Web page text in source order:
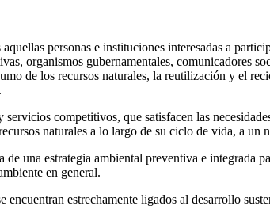
personas e instituciones interesadas a
organismos gubernamentales,
de los recursos naturales, la reutilización y el
competitivos, que satisfacen las
naturales a lo largo de su ciclo de vida, a un
una estrategia ambiental preventiva e integrada
en general.
estrechamente ligados al desarrollo